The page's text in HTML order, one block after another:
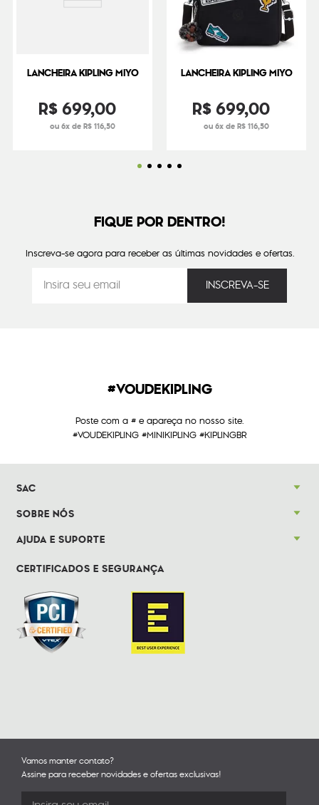
LANCHEIRA KIPLING MIYO
R$699,00
ou 6x de R$ 116,50
LANCHEIRA KIPLING MIYO
R$699,00
ou 6x de R$ 116,50
FIQUE POR DENTRO!
Inscreva-se agora para receber as últimas novidades e ofertas.
#VOUDEKIPLING
Poste com a # e apareça no nosso site.
#VOUDEKIPLING #MINIKIPLING #KIPLINGBR
SAC
SOBRE NÓS
AJUDA E SUPORTE
CERTIFICADOS E SEGURANÇA
Vamos manter contato?
Assine para receber novidades e ofertas exclusivas!